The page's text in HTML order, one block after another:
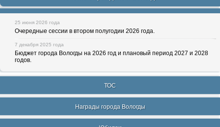
25 июня 2026 года
Очередные сессии в втором полугодии 2026 года.
7 декабря 2025 года
Бюджет города Вологды на 2026 год и плановый период 2027 и 2028
годов.
ТОС
Награды города Вологды